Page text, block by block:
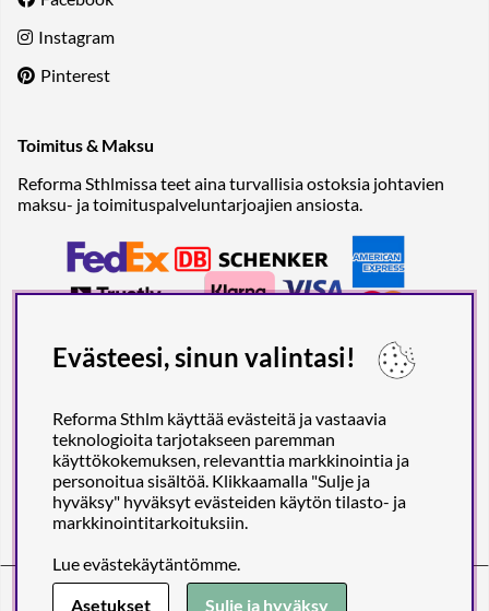
Instagram
Pinterest
Toimitus & Maksu
Reforma Sthlmissa teet aina turvallisia ostoksia johtavien
maksu- ja toimituspalveluntarjoajien ansiosta.
Reforma Sthlm AB (org. no. 556849-2606)
Engelbrektsgatan 29
(Note! Postal address only), SE-114 32
Evästeesi, sinun valintasi!
Reforma Sthlm käyttää evästeitä ja vastaavia
teknologioita tarjotakseen paremman
käyttökokemuksen, relevanttia markkinointia ja
personoitua sisältöä. Klikkaamalla "Sulje ja
hyväksy" hyväksyt evästeiden käytön tilasto- ja
markkinointitarkoituksiin.
Lueevästekäytäntömme.
Asetukset
Sulje ja hyväksy